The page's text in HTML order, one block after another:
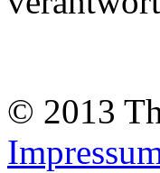
© 2013